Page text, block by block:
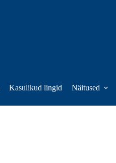
Kasulikud lingid Näitused